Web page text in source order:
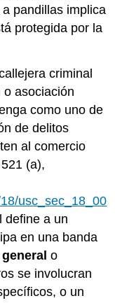
pandillas implica
protegida por la
criminal
asociación
como uno de
de delitos
al comercio
(a),
usc_sec_18_00
define a un
en una banda
o
se involucran
o un